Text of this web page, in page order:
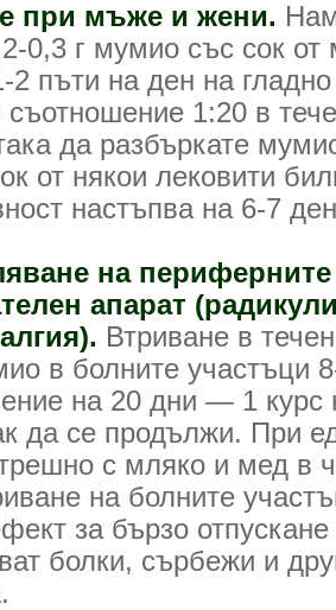
при мъже и жени.
0,3 г мумио със сок от
2 пъти на ден на
съотношение 1:20 в
да разбъркате
от някои лековити
настъпва на 6-7
на
апарат
Втриване в
в болните участъци
на 20 дни — 1 курс
да се продължи. При
с мляко и мед в
на болните
за бързо
болки, сърбежи и